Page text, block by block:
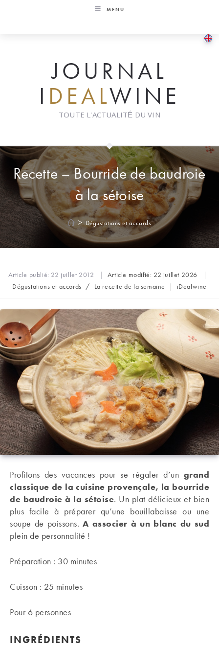
MENU
JOURNAL
I DEALWINE
TOUTE L'ACTUALITÉ DU VIN
Recette – Bourride de baudroie
à la sétoise
> Dégustations et accords
Article publié: 22 juillet 2012 Article modifié: 22 juillet 2026
Post
Dégustations et accords / La recette de la semaine
Auteur/
publication :
iDealwine
Profitons des vacances pour se régaler d’un grand
classique de la cuisine provençale, la bourride
de baudroie à la sétoise. Un plat délicieux et bien
plus facile à préparer qu’une bouillabaisse ou une
soupe de poissons. A associer à un blanc du sud
plein de personnalité !
Préparation : 30 minutes
Cuisson : 25 minutes
Pour 6 personnes
INGRÉDIENTS